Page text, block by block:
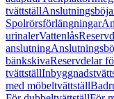
tvättställ
Spolrörsförlängningar
urinalerVattenlås
anslutning
bänkskivaReservdelar
tvättställ
med möbeltvättställ